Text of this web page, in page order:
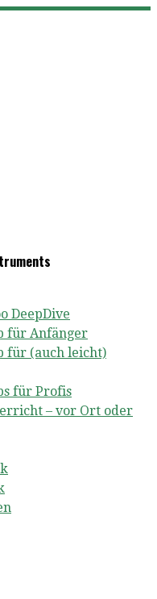
DeepDive
für Anfänger
für (auch leicht)
für Profis
– vor Ort oder